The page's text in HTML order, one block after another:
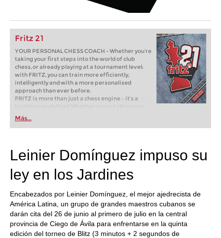
Fritz 21
YOUR PERSONAL CHESS COACH - Whether you’re
taking your first steps into the world of club
chess, or already playing at a tournament level:
with FRITZ, you can train more efficiently,
intelligently and with a more personalised
approach than ever before.
FRITZ is more than just a chess engine – it’s a
training revolution! Whether you’re taking your
first steps into the world of club chess, or already
playing at a tournament level: with FRITZ, you can
train more efficiently, intelligently and with a
Más...
Leinier Domínguez impuso su
ley en los Jardines
Encabezados por Leinier Domínguez, el mejor ajedrecista de
América Latina, un grupo de grandes maestros cubanos se
darán cita del 26 de junio al primero de julio en la central
provincia de Ciego de Ávila para enfrentarse en la quinta
edición del torneo de Blitz (3 minutos + 2 segundos de